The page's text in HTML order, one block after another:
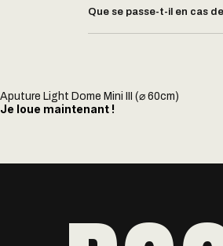
Que se passe-t-il en cas
Aputure Light Dome Mini III (⌀ 60cm)
Je loue maintenant !